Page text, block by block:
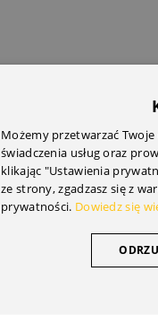
Możemy przetwarzać
świadczenia usług oraz
klikając "Ustawienia
ze strony, zgadzasz się z
prywatności. Dowiedz się